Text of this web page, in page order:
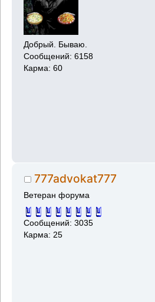
Добрый. Бываю.
Сообщений: 6158
Карма: 60
777advokat777
Ветеран форума
Сообщений: 3035
Карма: 25